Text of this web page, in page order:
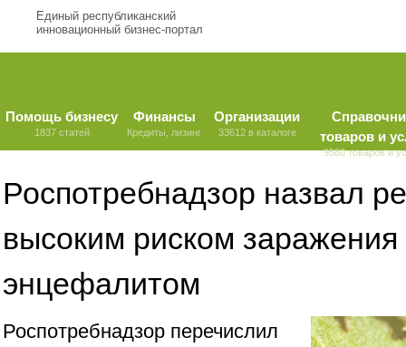
Единый республиканский
инновационный бизнес-портал
Помощь бизнесу
1837 статей
Финансы
Кредиты, лизинг
Организации
33612 в каталоге
товаров и
9580 товаров и
Роспотребнадзор назвал
высоким риском
энцефалитом
Роспотребнадзор перечислил